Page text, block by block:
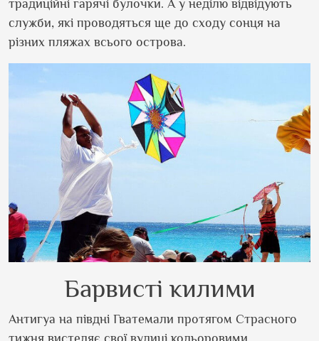
традиційні гарячі булочки. А у неділю відвідують
служби, які проводяться ще до сходу сонця на
різних пляжах всього острова.
Барвисті килими
Антигуа на півдні Гватемали протягом Страсного
тижня вистеляє свої вулиці кольоровими